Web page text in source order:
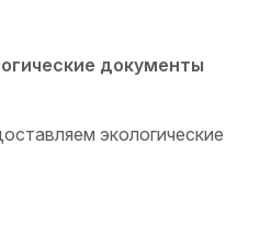
документы
экологические